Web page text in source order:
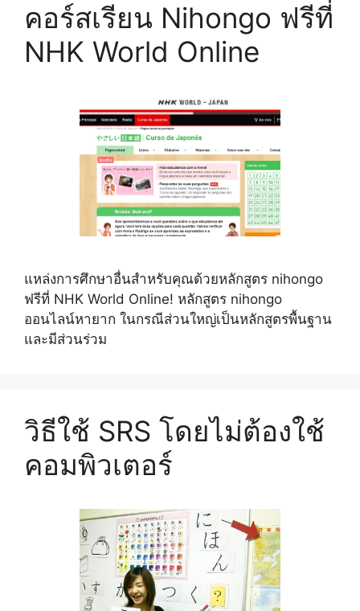
คอร์สเรียน Nihongo ฟรีที่
NHK World Online
แหล่งการศึกษาอื่นสำหรับคุณด้วยหลักสูตร nihongo
ฟรีที่ NHK World Online! หลักสูตร nihongo
ออนไลน์หายาก ในกรณีส่วนใหญ่เป็นหลักสูตรพื้นฐาน
และมีส่วนร่วม
วิธีใช้ SRS โดยไม่ต้องใช้
คอมพิวเตอร์